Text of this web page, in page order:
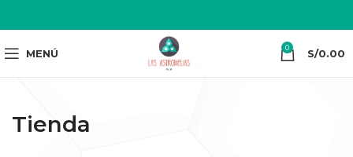
MENÚ 0 S/0.00
Tienda